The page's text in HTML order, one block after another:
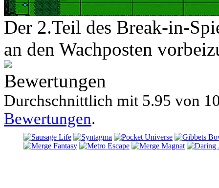
Der 2.Teil des Break-in-
an den Wachposten
Bewertungen
Durchschnittlich mit 5.95 von
Bewertungen.